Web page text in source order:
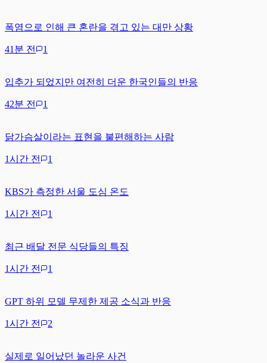
폭염으로 인해 큰 혼란을 겪고 있는 대만 상황
41분 전 1
입추가 되었지만 여전히 더운 한국인들의 반응
42분 전 1
닭가슴살이라는 표현을 불편해하는 사람
1시간 전 1
KBS가 측정한 서울 도심 온도
1시간 전 1
최근 배달 전문 식당들의 특징
1시간 전 1
GPT 하위 모델 무제한 제공 소식과 반응
1시간 전 2
실제로 일어났던 놀라운 사건